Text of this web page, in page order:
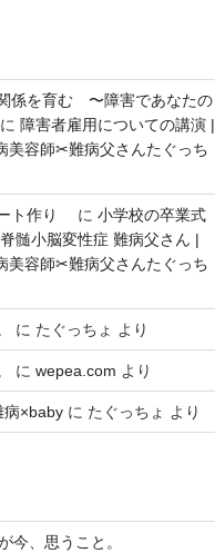
係を育む 〜障害であなたの
に 障害者雇用についての講演 |
美容師✂︎難病父さんたぐっち
ト作り に 小学校の卒業式
髄小脳変性症 難病父さん |
美容師✂︎難病父さんたぐっち
に たぐっちょ より
に wepea.com より
病×babyに たぐっちょ より
今、思うこと。